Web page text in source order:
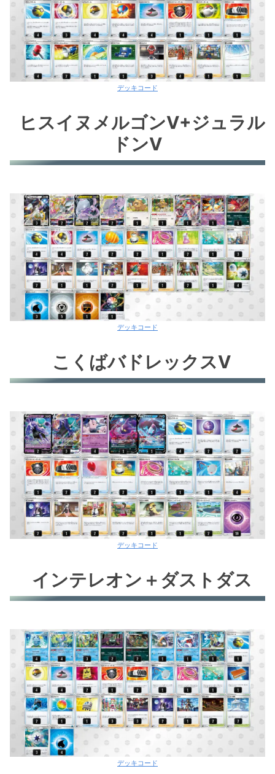
オリジンディアルガV
ヒスイゾロアークV
ミルタンク
デッキコード
ヒスイヌメルゴンV+ジュラル
ドンV
デッキコード
こくばバドレックスV
デッキコード
インテレオン＋ダストダス
デッキコード